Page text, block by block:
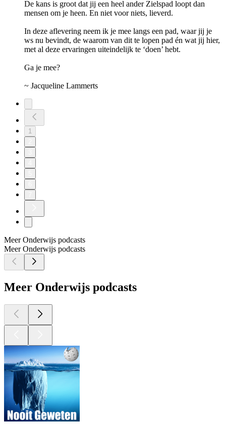
De kans is groot dat jij een heel ander Zielspad loopt dan
mensen om je heen. En niet voor niets, lieverd.
In deze aflevering neem ik je mee langs een pad, waar jij je
ws nu bevindt, de waarom van dit te lopen pad én wat jij hier,
met al deze ervaringen uiteindelijk te ‘doen’ hebt.
Ga je mee?
~ Jacqueline Lammerts
1
Meer Onderwijs podcasts
Meer Onderwijs podcasts
Meer Onderwijs podcasts